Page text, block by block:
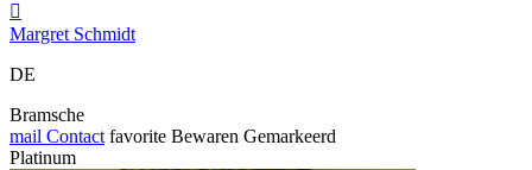

Margret Schmidt
DE
Bramsche
mail Contact favorite Bewaren Gemarkeerd
Platinum